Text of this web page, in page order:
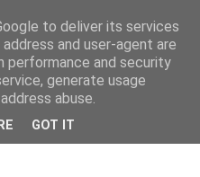
- Un paradis
à
to deliver its services
and user-agent are
performance and security
generate usage
abuse.
GOT IT